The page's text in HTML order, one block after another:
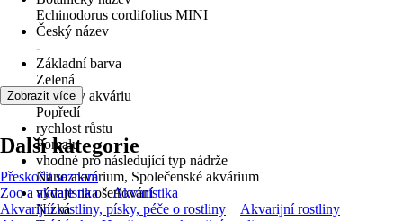
Echinodorus cordifolius MINI
Český název
-
Základní barva
Zelená
poloha v akváriu
Popředí
rychlost růstu
Pomalu
vhodné pro následující typ nádrže
Nano akvárium, Společenské akvárium
výdaje na ošetřování
Nízká
Zobrazit více
Další kategorie
Přeskočit seznam
Zoo a akvaristika
Akvaristika
Akvarijní rostliny, písky, péče o rostliny
Akvarijní rostliny